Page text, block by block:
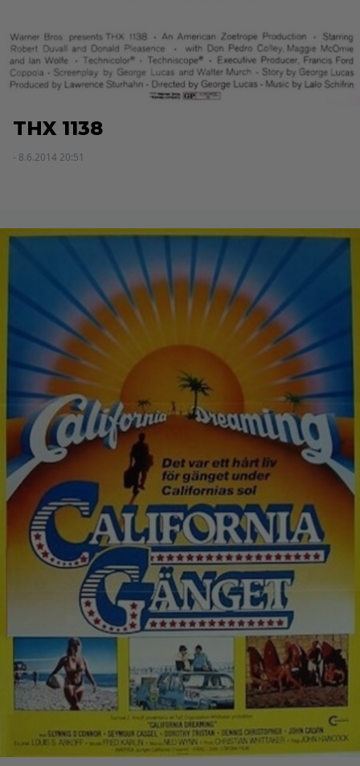
THX 1138
- 8.6.2014 20:51